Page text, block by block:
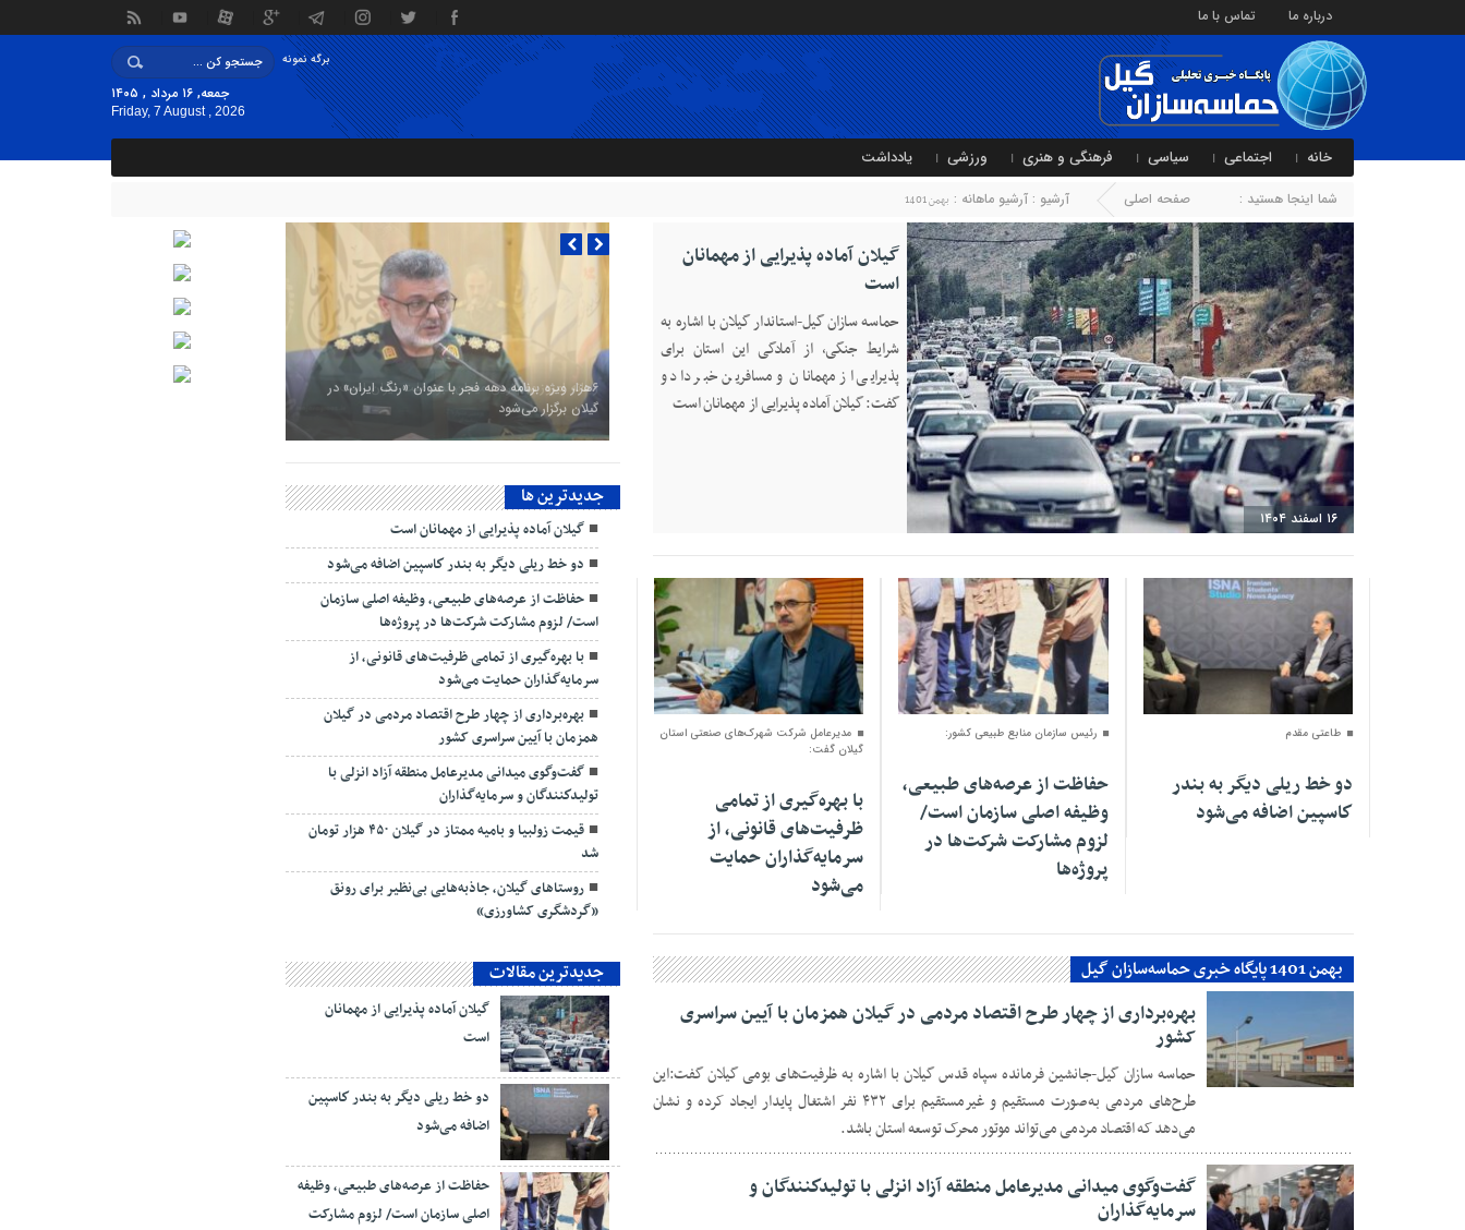
درباره ما تماس با ما
برگه نمونه
جمعه, ۱۶ مرداد , ۱۴۰۵
Friday, 7 August , 2026
خانه اجتماعی سیاسی فرهنگی و هنری ورزشی یادداشت
شما اینجا هستید : صفحه اصلی آرشیو : آرشیو ماهانه : بهمن 1401
۱۶ اسفند ۱۴۰۴
گیلان آماده پذیرایی‌ از مهمانان
است
حماسه سازان گیل-استاندار گیلان با اشاره به‌
شرایط جنگی، از آمادگی این استان برای
پذیرایی از مهمانان و مسافرین خبر داد و
گفت: گیلان آماده پذیرایی‌ از مهمانان است
طاعتی مقدم
دو خط ریلی دیگر به بندر
كاسپین اضافه می‌شود
۰۱ اسفند ۱۴۰۴
رئیس سازمان منابع طبیعی کشور:
حفاظت از عرصه‌های طبیعی،
وظیفه اصلی سازمان است/
لزوم مشارکت شرکت‌ها در
پروژه‌ها
۳۰ بهمن ۱۴۰۴
مدیرعامل شرکت شهرک‌های صنعتی استان
گیلان گفت:
با بهره‌گیری از تمامی
ظرفیت‌های قانونی، از
سرمایه‌گذاران حمایت
می‌شود
بهمن 1401 پایگاه خبری حماسه‌سازان گیل
۳۰ بهمن ۱۴۰۴
بهره‌برداری از چهار طرح اقتصاد مردمی در گیلان همزمان با آیین سراسری
کشور
حماسه سازان گیل-جانشین فرمانده سپاه قدس گیلان با اشاره به ظرفیت‌های بومی گیلان گفت:این
طرح‌های مردمی به‌صورت مستقیم و غیرمستقیم برای ۴۳۲ نفر اشتغال پایدار ایجاد کرده و نشان
می‌دهد که اقتصاد مردمی می‌تواند موتور محرک توسعه استان باشد.
گفت‌وگوی میدانی مدیرعامل منطقه آزاد انزلی با تولیدكنندگان و
سرمایه‌گذاران
۶هزار ویژه برنامه دهه فجر با عنوان «رنگ ایران» در
گیلان برگزار می‌شود
جديدترين ها
گیلان آماده پذیرایی‌ از مهمانان است
دو خط ریلی دیگر به بندر كاسپین اضافه می‌شود
حفاظت از عرصه‌های طبیعی، وظیفه اصلی سازمان
است/ لزوم مشارکت شرکت‌ها در پروژه‌ها
با بهره‌گیری از تمامی ظرفیت‌های قانونی، از
سرمایه‌گذاران حمایت می‌شود
بهره‌برداری از چهار طرح اقتصاد مردمی در گیلان
همزمان با آیین سراسری کشور
گفت‌وگوی میدانی مدیرعامل منطقه آزاد انزلی با
تولیدكنندگان و سرمایه‌گذاران
قیمت زولبیا و بامیه ممتاز در گیلان ۴۵۰ هزار تومان
شد
روستاهای گیلان، جاذبه‌هایی بی‌نظیر برای رونق
«گردشگری کشاورزی»
جدیدترین مقالات
گیلان آماده پذیرایی‌ از مهمانان
است
دو خط ریلی دیگر به بندر كاسپین
اضافه می‌شود
حفاظت از عرصه‌های طبیعی، وظیفه
اصلی سازمان است/ لزوم مشارکت